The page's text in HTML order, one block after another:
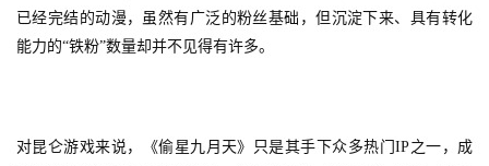
已经完结的动漫，虽然有广泛的粉丝基础，但沉淀下来、具有转化
能力的“铁粉”数量却并不见得有许多。
对昆仑游戏来说，《偷星九月天》只是其手下众多热门IP之一，成